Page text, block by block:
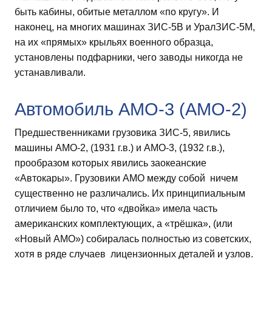
быть кабины, обитые металлом «по кругу». И
наконец, на многих машинах ЗИС-5В и УралЗИС-5М,
на их «прямых» крыльях военного образца,
установлены подфарники, чего заводы никогда не
устанавливали.
Автомобиль АМО-3 (АМО-2)
Предшественниками грузовика ЗИС-5, явились
машины АМО-2, (1931 г.в.) и АМО-3, (1932 г.в.),
прообразом которых явились заокеанские
«Автокары». Грузовики АМО между собой ничем
существенно не различались. Их принципиальным
отличием было то, что «двойка» имела часть
американских комплектующих, а «трёшка», (или
«Новый АМО») собиралась полностью из советских,
хотя в ряде случаев лицензионных деталей и узлов.